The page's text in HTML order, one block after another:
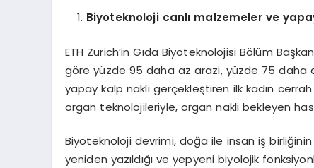
Biyoteknoloji canlı malzemeler ve
ETH Zurich’in Gıda Biyoteknolojisi Bölüm
göre yüzde 95 daha az arazi, yüzde 75 daha
yapay kalp nakli gerçekleştiren ilk kadın
organ teknolojileriyle, organ nakli bekleyen
Biyoteknoloji devrimi, doğa ile insan iş birliğinin
yeniden yazıldığı ve yepyeni biyolojik